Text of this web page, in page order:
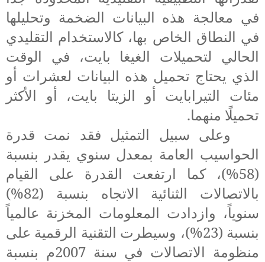
في معالجة هذه البيانات الضخمة وتحليلها
في النطاق الخاص بها، كالاستخدام التقليدي
الحالي لتحميلات الغيغا بايت، في الوقت
الذي يحتاج تحميل هذه البيانات لعشرات أو
مئات التيرابايت أو الزيتا بايت، أو الأكثر
تحميلًا منهما.
وعلى سبيل التمثيل فقد نمت قدرة
الحواسيب العامة بمعدل سنوي يقدر بنسبة
(58%)
، كما ارتفعت القدرة على القيام
بالاتصالات الثنائية الاتجاه بنسبة (82%)
سنوياً، وازدادت المعلومات المخزنة عالمياً
بنسبة (23%)، وسيطرت التقنية الرقمية على
منظومة الاتصالات في سنة 2007م بنسبة